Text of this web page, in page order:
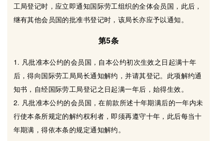
工局登记时，应立即通知国际劳工组织的全体会员国，此后，
继有其他会员国的批准书登记时，该局长亦应予以通知。
第5条
1. 凡批准本公约的会员国，自本公约初次生效之日起满十年
后，得向国际劳工局局长通知解约，并请其登记。此项解约通
知书，自经国际劳工局登记之日起满一年后，始得生效。
2. 凡批准本公约的会员国，在前款所述十年期满后的一年内未
行使本条所规定的解约权利者，即须再遵守十年，此后每当十
年期满，得依本条的规定通知解约。